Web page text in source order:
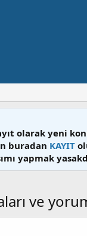
olarak yeni
buradan KAYIT
yapmak
ve